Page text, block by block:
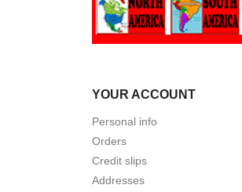
YOUR ACCOUNT
Personal info
Orders
Credit slips
Addresses